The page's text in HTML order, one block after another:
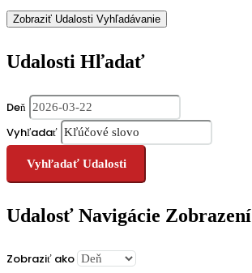
Zobraziť Udalosti Vyhľadávanie
Udalosti Hľadať
Deň
Vyhľadať
Udalosť Navigácie Zobrazení
Zobraziť ako